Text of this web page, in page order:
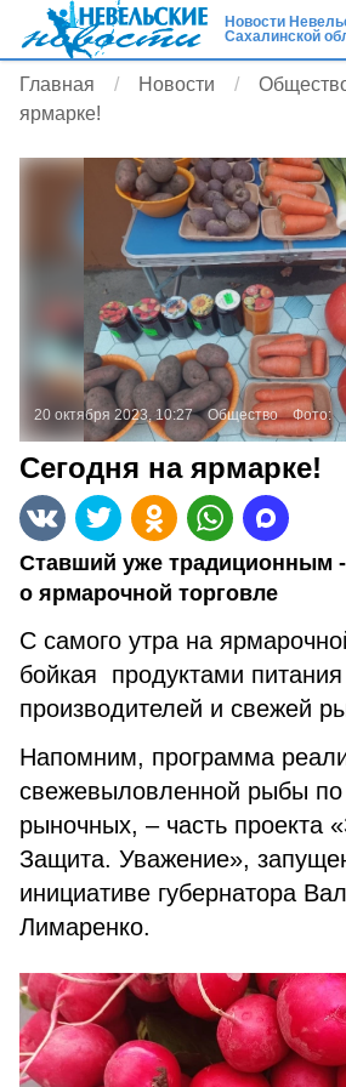
Новости
Сахалинской
Главная Новости
ярмарке!
20 октября 2023, 10:27 Общество Фото:
Сегодня на ярмарке!
Ставший уже традиционным
о ярмарочной торговле
С самого утра на
бойкая продуктами
производителей и свежей
Напомним, программа
свежевыловленной рыбы
рыночных, – часть проекта
Защита. Уважение»,
инициативе губернатора
Лимаренко.